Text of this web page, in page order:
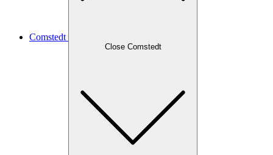
Comstedt
Close Comstedt